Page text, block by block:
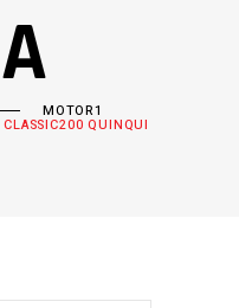
MOTOR1
QUINQUI